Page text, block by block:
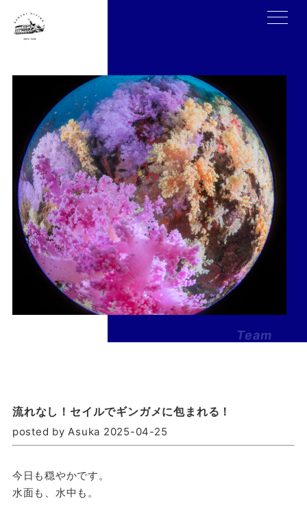
Team
流れなし！セイルでギンガメに包まれる！
posted by Asuka 2025-04-25
今日も穏やかです。
水面も、水中も。